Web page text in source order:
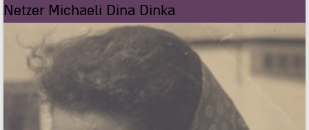
Netzer Michaeli Dina Dinka